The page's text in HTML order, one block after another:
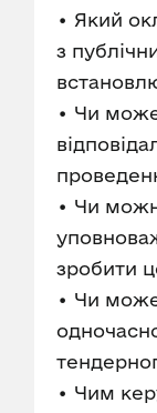
• Який
з
• Чи
• Чи
зробити
• Чи
• Чим